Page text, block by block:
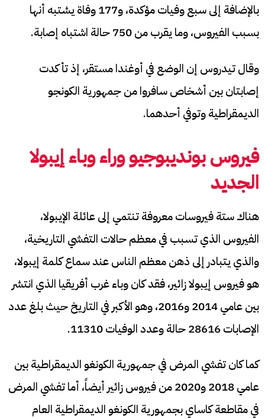
بالإضافة إلى سبع وفيات ⁠مؤكدة، و177 وفاة يشتبه أنها
بسبب الفيروس، وما يقرب من 750 حالة ​اشتباه إصابة.
وقال تيدروس إن الوضع في أوغندا مستقر، إذ تأكدت
إصابتان بين أشخاص سافروا ​من جمهورية الكونجو
الديمقراطية وتوفي أحدهما.
فيروس بونديبوجيو وراء وباء إيبولا
الجديد
هناك ستة فيروسات معروفة تنتمي إلى عائلة الإيبولا،
الفيروس الذي تسبب في معظم حالات التفشي التاريخية،
والذي يتبادر إلى ذهن معظم الناس عند سماع كلمة إيبولا،
هو فيروس إيبولا زائير، فقد كان وباء غرب أفريقيا الذي انتشر
بين عامي 2014 و2016، وهو الأكبر في التاريخ حيث بلغ عدد
الإصابات 28616 حالة وعدد الوفيات 11310.
كما كان تفشي المرض في جمهورية الكونغو الديمقراطية بين
عامي 2018 و2020 من فيروس زائير أيضاً، أما تفشي المرض
في مقاطعة كاساي بجمهورية الكونغو الديمقراطية العام